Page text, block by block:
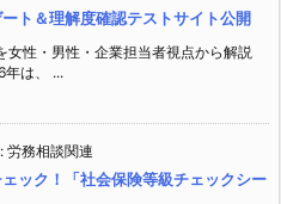
ト＆理解度確認テストサイト公開
女性・男性・企業担当者視点から解説
は、 ...
: 労務相談関連
ック！「社会保険等級チェックシー